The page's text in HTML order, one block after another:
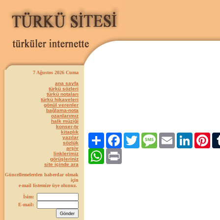
7 Ağustos 2026 Cuma
ana sayfa
türkü sözleri
türkü notaları
türkü hikayeleri
gönül verenler
bağlama-nota
ozanlarımız
halk müziği
konser-tv
kitaplık
yazılar
sözlük
arşiv
linklerimiz
görüşleriniz
site içinde ara
Güncellemelerden haberdar olmak
için
e-mail listemize üye olunuz.
İsim:
E-mail:
Paylaş FacebookTwitter Message Email LinkedIn
WhatsApp